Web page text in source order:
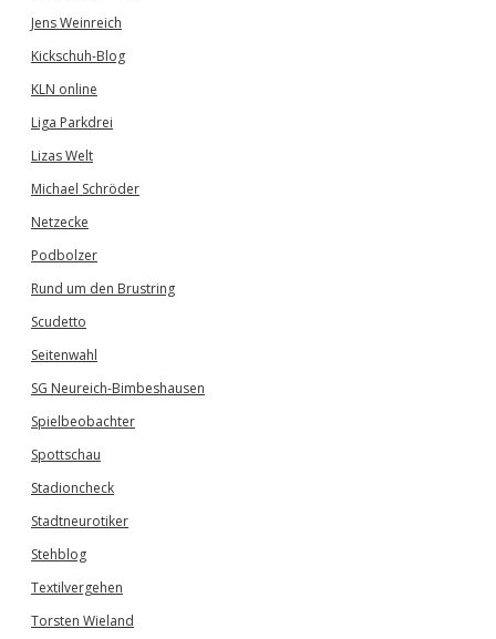
Jens Weinreich
Kickschuh-Blog
KLN online
Liga Parkdrei
Lizas Welt
Michael Schröder
Netzecke
Podbolzer
Rund um den Brustring
Scudetto
Seitenwahl
SG Neureich-Bimbeshausen
Spielbeobachter
Spottschau
Stadioncheck
Stadtneurotiker
Stehblog
Textilvergehen
Torsten Wieland